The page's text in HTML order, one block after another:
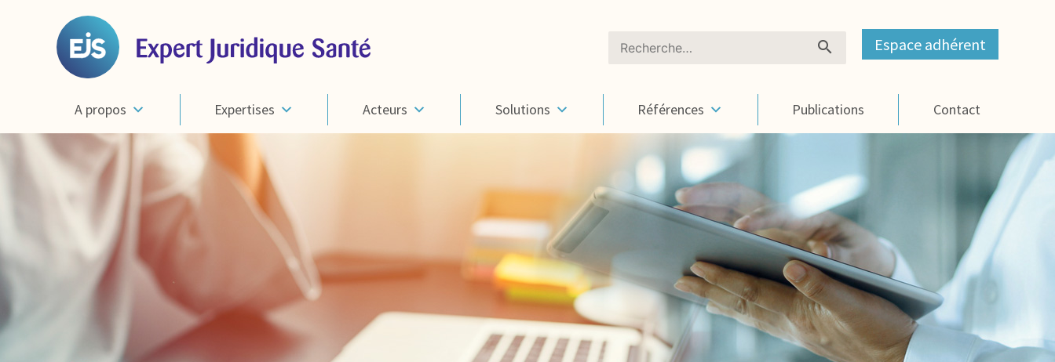
Rechercher : Espace adhérent
A propos Expertises Acteurs Solutions Références Publications Contact